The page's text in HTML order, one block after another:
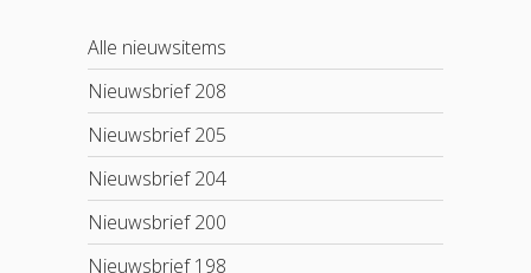
Alle nieuwsitems
Nieuwsbrief 208
Nieuwsbrief 205
Nieuwsbrief 204
Nieuwsbrief 200
Nieuwsbrief 198